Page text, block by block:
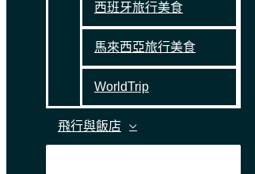
西班牙旅行美食
馬來西亞旅行美食
WorldTrip
飛行與飯店